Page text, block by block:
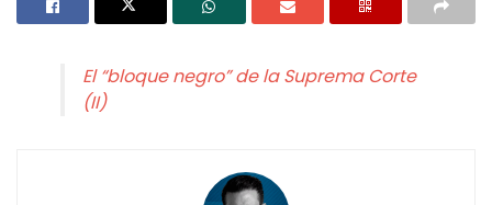
El “bloque negro” de la Suprema Corte
(II)